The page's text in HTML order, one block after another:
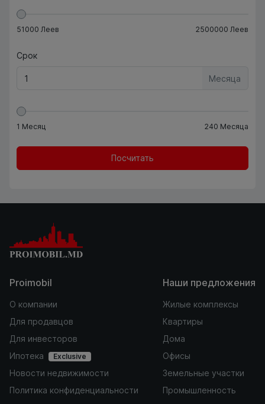
51000 Леев 2500000 Леев
Срок
Месяца
1 Месяц 240 Месяца
Посчитать
Proimobil
О компании
Для продавцов
Для инвесторов
Ипотека
Exclusive
Новости недвижимости
Политика конфиденциальности
Наши предложения
Жилые комплексы
Квартиры
Дома
Офисы
Земельные участки
Промышленность